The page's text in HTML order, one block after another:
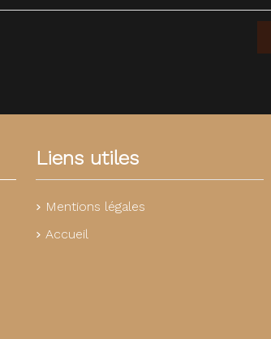
Liens utiles
Mentions légales
Accueil